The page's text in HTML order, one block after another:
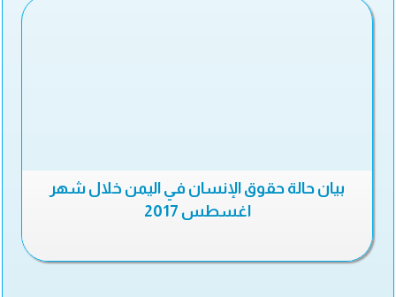
بيان حالة حقوق الإنسان في اليمن خلال شهر
اغسطس 2017